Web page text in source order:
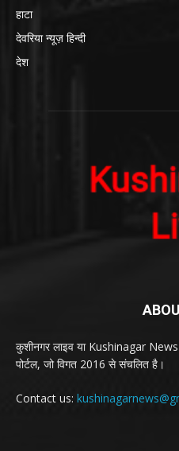
हाटा
देवरिया न्यूज़ हिन्दी
देश
कुशीनगर लाइव या Kushinagar
पोर्टल, जो विगत 2016 से संचलित है।
Contact us: